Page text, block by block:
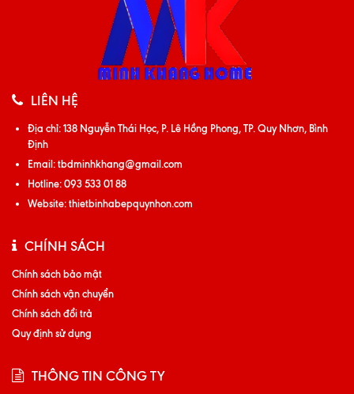
LIÊN HỆ
Địa chỉ:138 Nguyễn Thái Học, P. Lê Hồng Phong, TP. Quy Nhơn, Bình
Định
Email:tbdminhkhang@gmail.com
Hotline:093 533 01 88
Website:thietbinhabepquynhon.com
CHÍNH SÁCH
Chính sách bảo mật
Chính sách vận chuyển
Chính sách đổi trả
Quy định sử dụng
THÔNG TIN CÔNG TY